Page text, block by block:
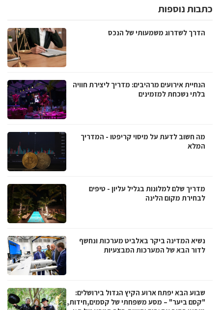
כתבות נוספות
הדרך לשדרוג משמעותי של הנכס
הנחיית אירועים מרהיבים: מדריך ליצירת חוויה
בלתי נשכחת למזמינים
מה חשוב לדעת על מיסוי קריפטו - המדריך
המלא
מדריך שלם למלונות בגליל עליון - טיפים
לבחירת מקום הלינה
נשיא המדינה ביקר באלביט מערכות ונחשף
לדור הבא של המערכות המבצעיות
שבוע הבא יפתח ארוע הקיץ הגדול בירושלים:
"קסם ביער" – מסע משפחתי של קסמים,חידות,